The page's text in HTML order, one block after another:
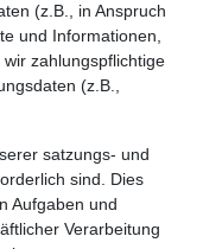
(z.B., in Anspruch
und Informationen,
zahlungspflichtige
(z.B.,
satzungs- und
sind. Dies
Aufgaben und
Verarbeitung